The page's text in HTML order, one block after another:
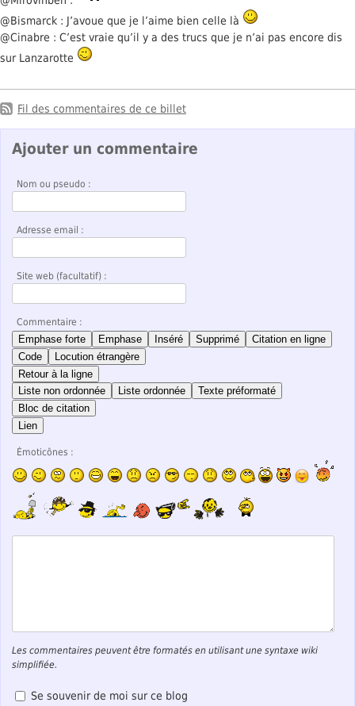
@Bismarck : J’avoue que je l’aime bien celle là
@Cinabre : C’est vraie qu’il y a des trucs que je n’ai pas encore dis
sur Lanzarotte
Fil des commentaires de ce billet
Ajouter un commentaire
Nom ou pseudo :
Adresse email :
Site web (facultatif) :
Commentaire :
Emphase forte Emphase Inséré Supprimé
Citation en ligne
Code
Locution étrangère
Retour à la ligne
Liste non ordonnée
Liste ordonnée
Texte préformaté
Bloc de citation
Lien
Émoticônes :
Les commentaires peuvent être formatés en utilisant une syntaxe wiki
simplifiée.
Se souvenir de moi sur ce blog